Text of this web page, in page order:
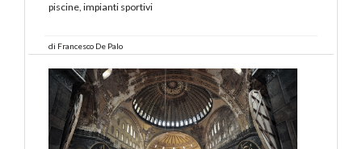
piscine, impianti sportivi
di Francesco De Palo